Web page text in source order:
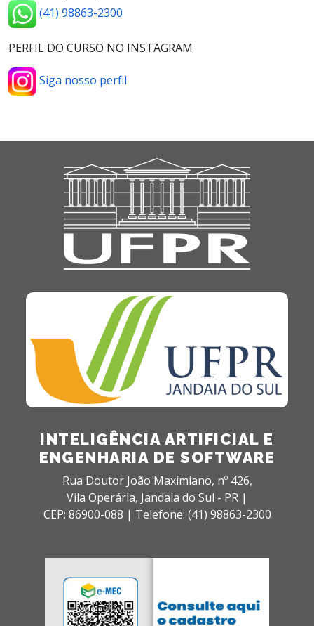
(41) 98863-2300
PERFIL DO CURSO NO INSTAGRAM
Siga nosso perfil
INTELIGÊNCIA ARTIFICIAL E
ENGENHARIA DE SOFTWARE
Rua Doutor João Maximiano, nº 426,
Vila Operária, Jandaia do Sul - PR |
CEP: 86900-088 | Telefone: (41) 98863-2300